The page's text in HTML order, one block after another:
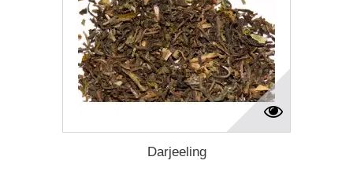
Darjeeling